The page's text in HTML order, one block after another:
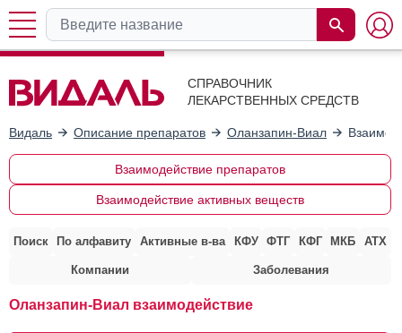
СПРАВОЧНИК
ЛЕКАРСТВЕННЫХ СРЕДСТВ
Видаль Описание препаратов Оланзапин-Виал
Взаимодействие препаратов
Взаимодействие активных веществ
Поиск По алфавиту Активные в-ва КФУ ФТГ КФГ МКБ АТХ
Компании Заболевания
Оланзапин-Виал взаимодействие